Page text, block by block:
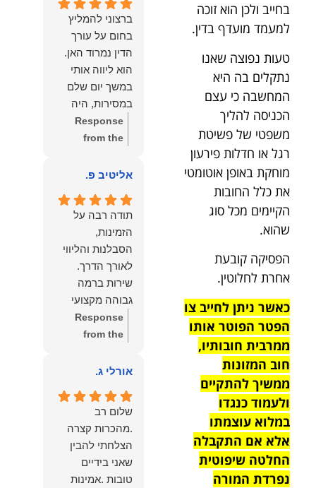
בחייב ולכן הוא זוכה
למעמד מועדף בדין.
טעות נפוצה שאנו
נתקלים בה היא
המחשבה כי עצם
הכניסה להליך
משפטי של פשיטת
רגל או חדלות פירעון
מוחקת באופן אוטומטי
את כלל החובות
הקיימים מכל סוג
שהוא.
הפסיקה קובעת
אחרת לחלוטין.
כאשר ניתן לחייב צו
הפטר הפוטר אותו
ממרבית חובותיו,
חוב המזונות
ממשיך להתקיים
ולעמוד כנגדו
במלוא עוצמתו
אלא אם התקבלה
החלטה שיפוטית
נפרדת המורה
עליכם..אני
שמחה שאתם
איתי ותזכו לטוב
כפי
שאתם....תבורכו
ברכה והצלחה
וחיבוק ממני🙂😘
💓
והמרגשות.
שמחנו מאוד
לקרוא את
דברייך. אנו
מעריכים את
האמון שנתת בנו
ונמשיך לעמוד
לצידך וללוות
אותך במסירות.
הלב הרבה
הצלחה, ברכה
ובשורות טובות.
שמעון האן
משרד עורכי דין
ונוטריון
ברצוני להמליץ
בחום על עורך
הדין נמרוד האן.
הוא ליווה אותי
במשך יום שלם
במסירות, היה
זמין לכל שאלה,
הכווין אותי בכל
תחושת ביטחון
התהליך.
המקצועיות,
הסבלנות,
היסודיות
והאכפתיות שלו
בלטו מהרגע
הראשון. הרגשתי
שיש לי על מי
לסמוך, ואני
הלב לכל מי
שמחפש עורך דין
מקצועי, אמין
ומסור.
Response
from the
הוא שלנו, נעמוד
ולשירותך בכל
עת גם בהמשך.
שמעון האן
משרד עורכי דין
ונוטריון
אליטיב פ.
תודה רבה על
הזמינות,
הסבלנות והליווי
שירות ברמה
גבוהה מקצועי
ואמין.
Response
from the
הוא שלנו.
אורלי ג.
שלום רב
.מהכרות קצרה
הצלחתי להבין
שאני בידיים
טובות .אמינות